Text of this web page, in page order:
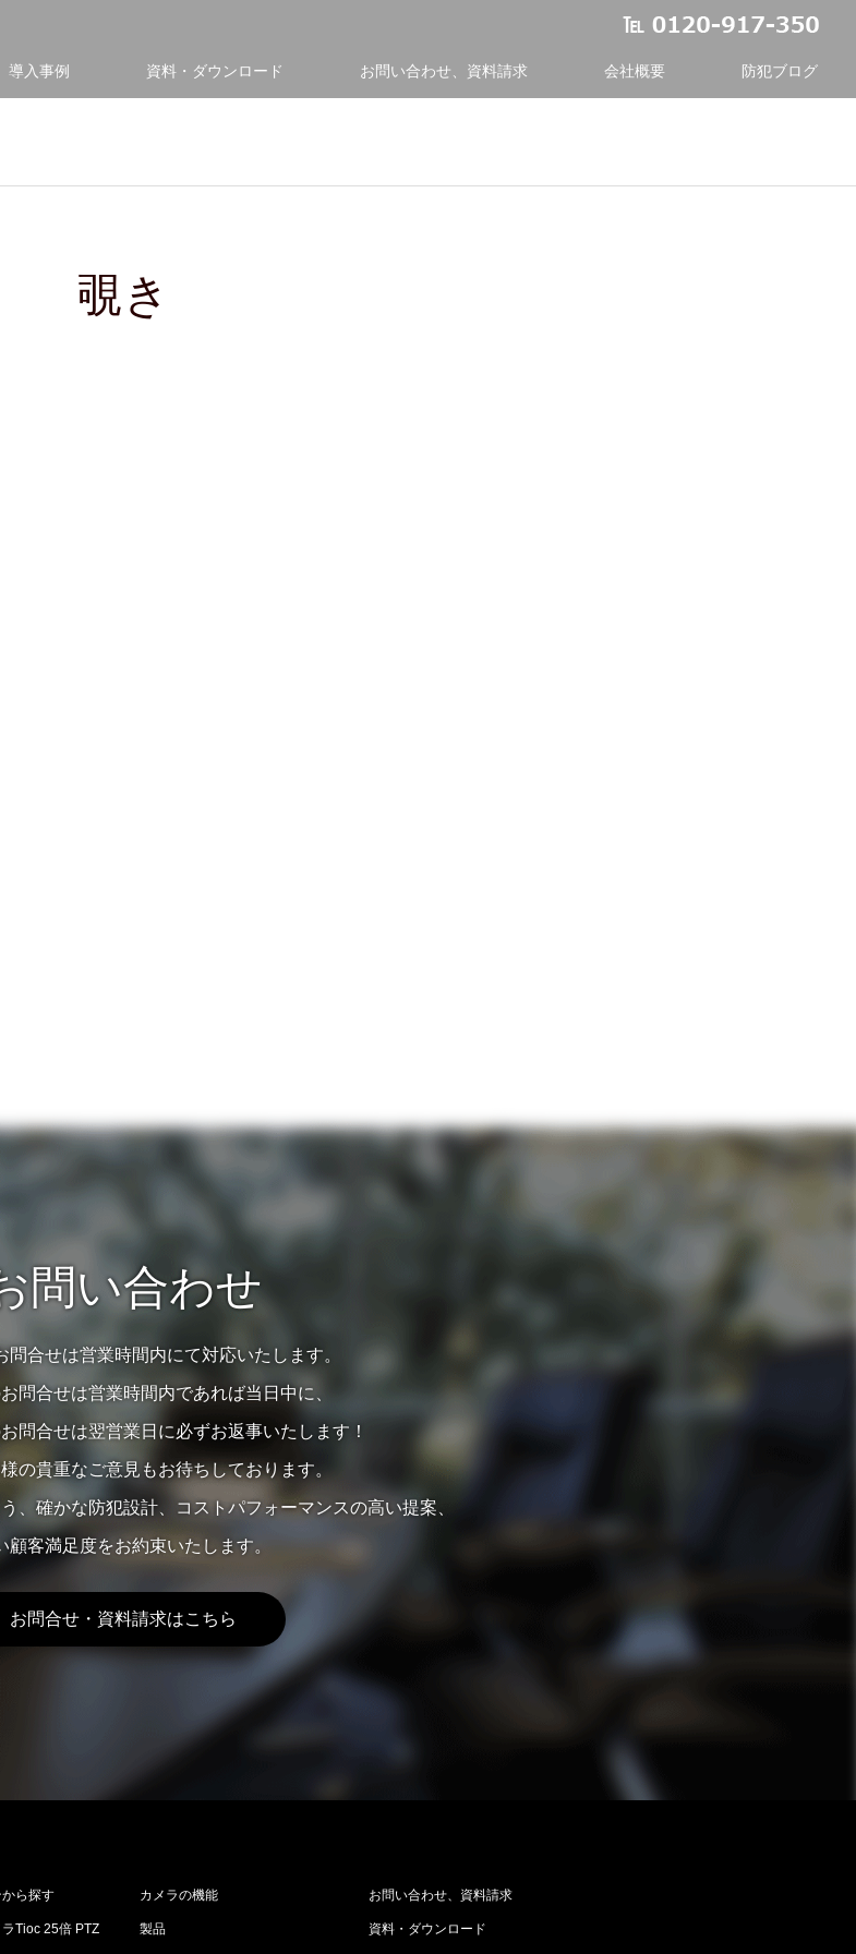
導入事例 資料・ダウンロード お問い合わせ、資料請求 会社概要 防犯ブログ
覗き
問い合わせ
問合せは営業時間内にて対応いたします。
問合せは営業時間内であれば当日中に、
問合せは翌営業日に必ずお返事いたします！
の貴重なご意見もお待ちしております。
、確かな防犯設計、コストパフォーマンスの高い提案、
顧客満足度をお約束いたします。
お問合せ・資料請求はこちら
ら探す
Tioc 25倍 PTZ
カメラの機能
製品
お問い合わせ、資料請求
資料・ダウンロード